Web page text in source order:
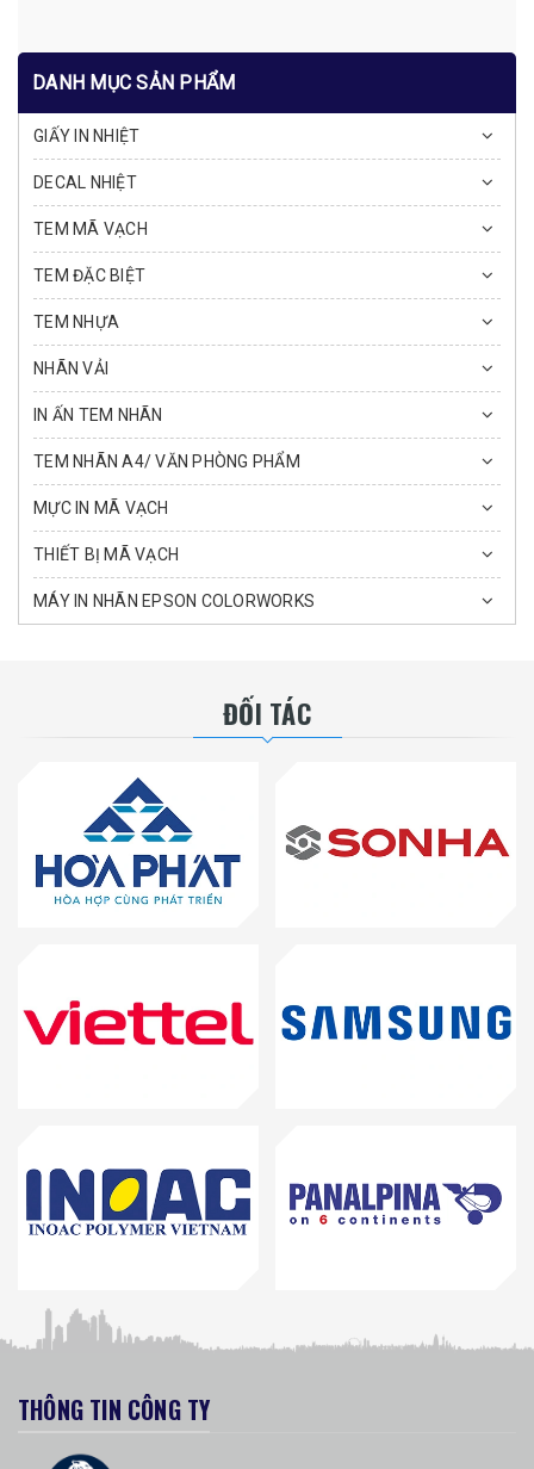
DANH MỤC SẢN PHẨM
GIẤY IN NHIỆT
DECAL NHIỆT
TEM MÃ VẠCH
TEM ĐẶC BIỆT
TEM NHỰA
NHÃN VẢI
IN ẤN TEM NHÃN
TEM NHÃN A4/ VĂN PHÒNG PHẨM
MỰC IN MÃ VẠCH
THIẾT BỊ MÃ VẠCH
MÁY IN NHÃN EPSON COLORWORKS
ĐỐI TÁC
THÔNG TIN CÔNG TY